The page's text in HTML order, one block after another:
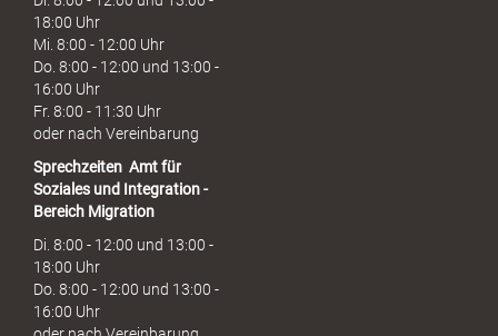
18:00 Uhr
Mi. 8:00 - 12:00 Uhr
Do. 8:00 - 12:00 und 13:00 -
16:00 Uhr
Fr. 8:00 - 11:30 Uhr
oder nach Vereinbarung
Sprechzeiten Amt für
Soziales und Integration -
Bereich Migration
Di. 8:00 - 12:00 und 13:00 -
18:00 Uhr
Do. 8:00 - 12:00 und 13:00 -
16:00 Uhr